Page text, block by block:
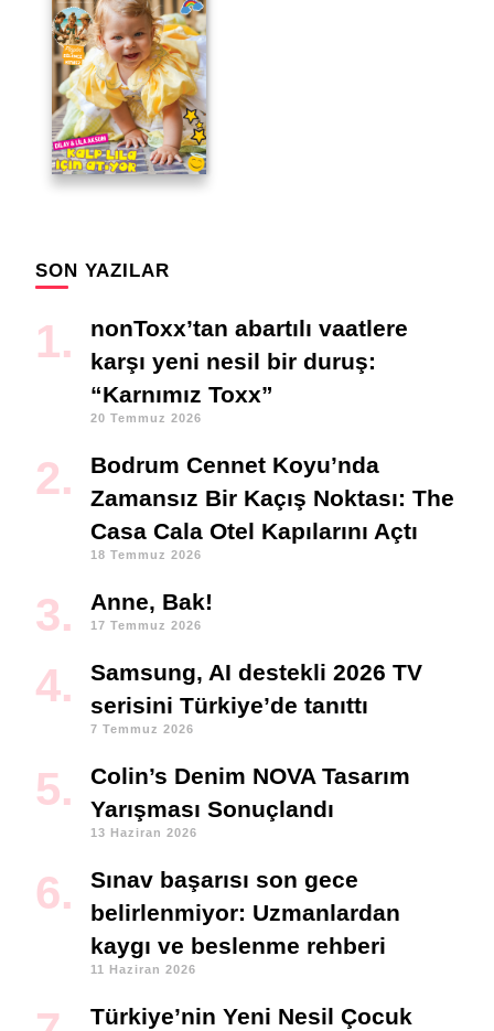
SON YAZILAR
nonToxx’tan abartılı vaatlere
karşı yeni nesil bir duruş:
“Karnımız Toxx”
20 Temmuz 2026
Bodrum Cennet Koyu’nda
Zamansız Bir Kaçış Noktası: The
Casa Cala Otel Kapılarını Açtı
18 Temmuz 2026
Anne, Bak!
17 Temmuz 2026
Samsung, AI destekli 2026 TV
serisini Türkiye’de tanıttı
7 Temmuz 2026
Colin’s Denim NOVA Tasarım
Yarışması Sonuçlandı
13 Haziran 2026
Sınav başarısı son gece
belirlenmiyor: Uzmanlardan
kaygı ve beslenme rehberi
11 Haziran 2026
Türkiye’nin Yeni Nesil Çocuk